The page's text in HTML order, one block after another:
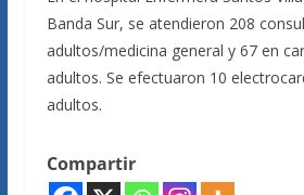
Banda Sur, se atendieron 208
adultos/medicina general y 67 en
adultos. Se efectuaron 10
adultos.
Compartir